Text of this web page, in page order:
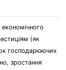
економічного
(як
господарюючих
зростання